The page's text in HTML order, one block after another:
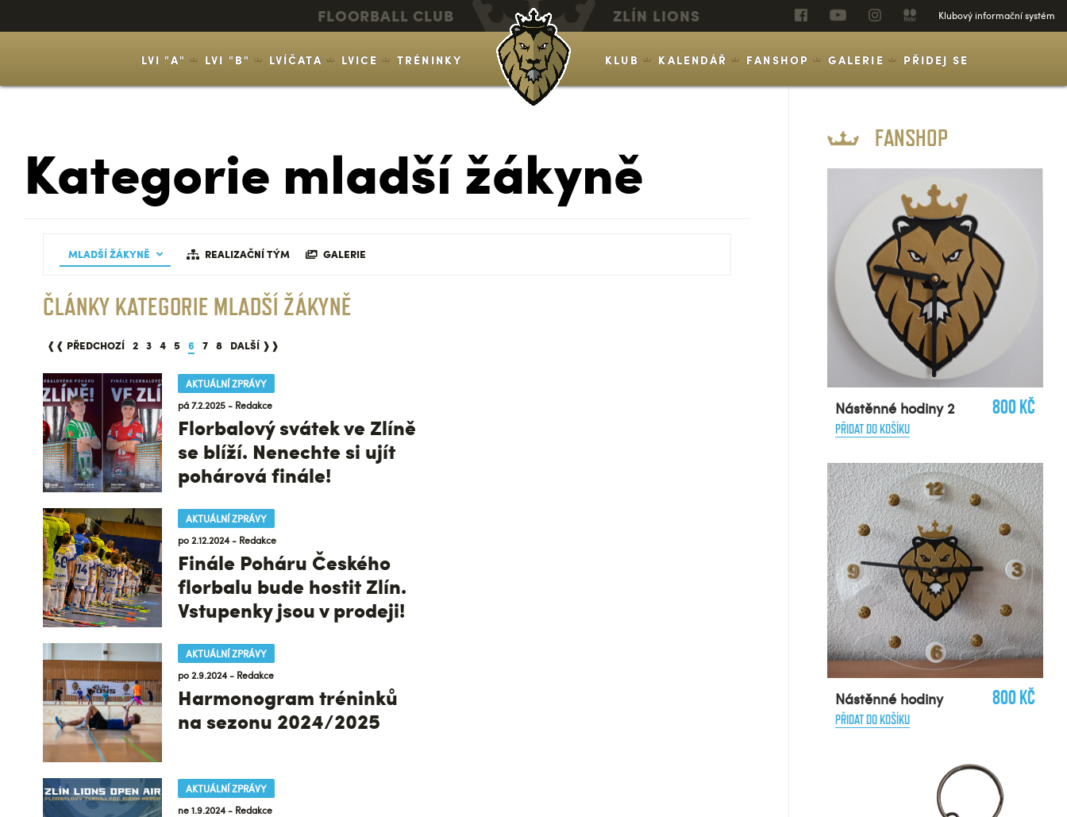
FLOORBALL CLUB ZLÍN LIONS Klubový informační systém
LVI "A" LVI "B" LVÍČATA LVICE TRÉNINKY KLUB KALENDÁŘ FANSHOP GALERIE PŘIDEJ SE
Kategorie mladší žákyně
MLADŠÍ ŽÁKYNĚ REALIZAČNÍ TÝM GALERIE REALIZAČNÍ TÝM GALERIE
ČLÁNKY KATEGORIE MLADŠÍ ŽÁKYNĚ
❰❰ PŘEDCHOZÍ 2 3 4 5 6 7 8 DALŠÍ ❱❱
AKTUÁLNÍ ZPRÁVY
pá 7.2.2025 - Redakce
Florbalový svátek ve Zlíně
se blíží. Nenechte si ujít
pohárová finále!
AKTUÁLNÍ ZPRÁVY
po 2.12.2024 - Redakce
Finále Poháru Českého
florbalu bude hostit Zlín.
Vstupenky jsou v prodeji!
AKTUÁLNÍ ZPRÁVY
po 2.9.2024 - Redakce
Harmonogram tréninků
na sezonu 2024/2025
AKTUÁLNÍ ZPRÁVY
ne 1.9.2024 - Redakce
FANSHOP
Nástěnné hodiny 2
PŘIDAT DO KOŠÍKU
800 Kč
Nástěnné hodiny
PŘIDAT DO KOŠÍKU
800 Kč